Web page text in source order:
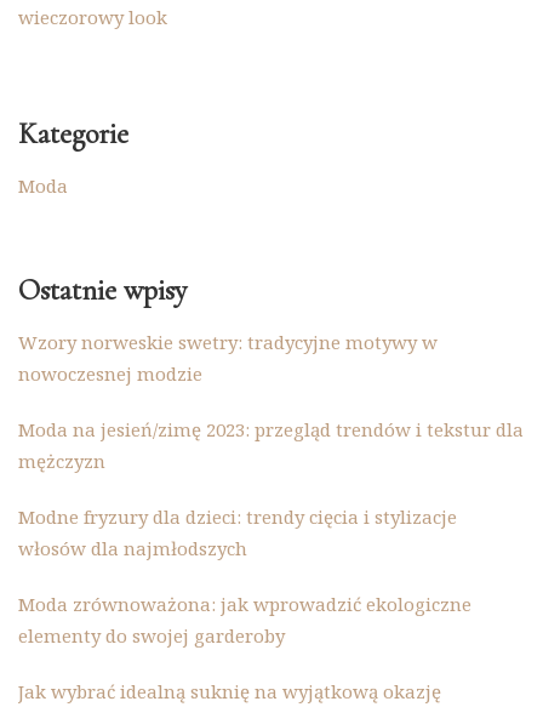
wieczorowy look
Kategorie
Moda
Ostatnie wpisy
Wzory norweskie swetry: tradycyjne motywy w
nowoczesnej modzie
Moda na jesień/zimę 2023: przegląd trendów i tekstur dla
mężczyzn
Modne fryzury dla dzieci: trendy cięcia i stylizacje
włosów dla najmłodszych
Moda zrównoważona: jak wprowadzić ekologiczne
elementy do swojej garderoby
Jak wybrać idealną suknię na wyjątkową okazję